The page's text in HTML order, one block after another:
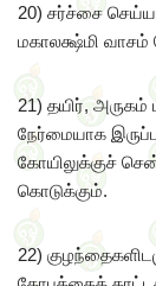
20) சர்ச்சை
மகாலக்ஷ்மி வாசம்
21) தயிர்,
நேர்மையாக
கோயிலுக்குச்
கொடுக்கும்.
22)